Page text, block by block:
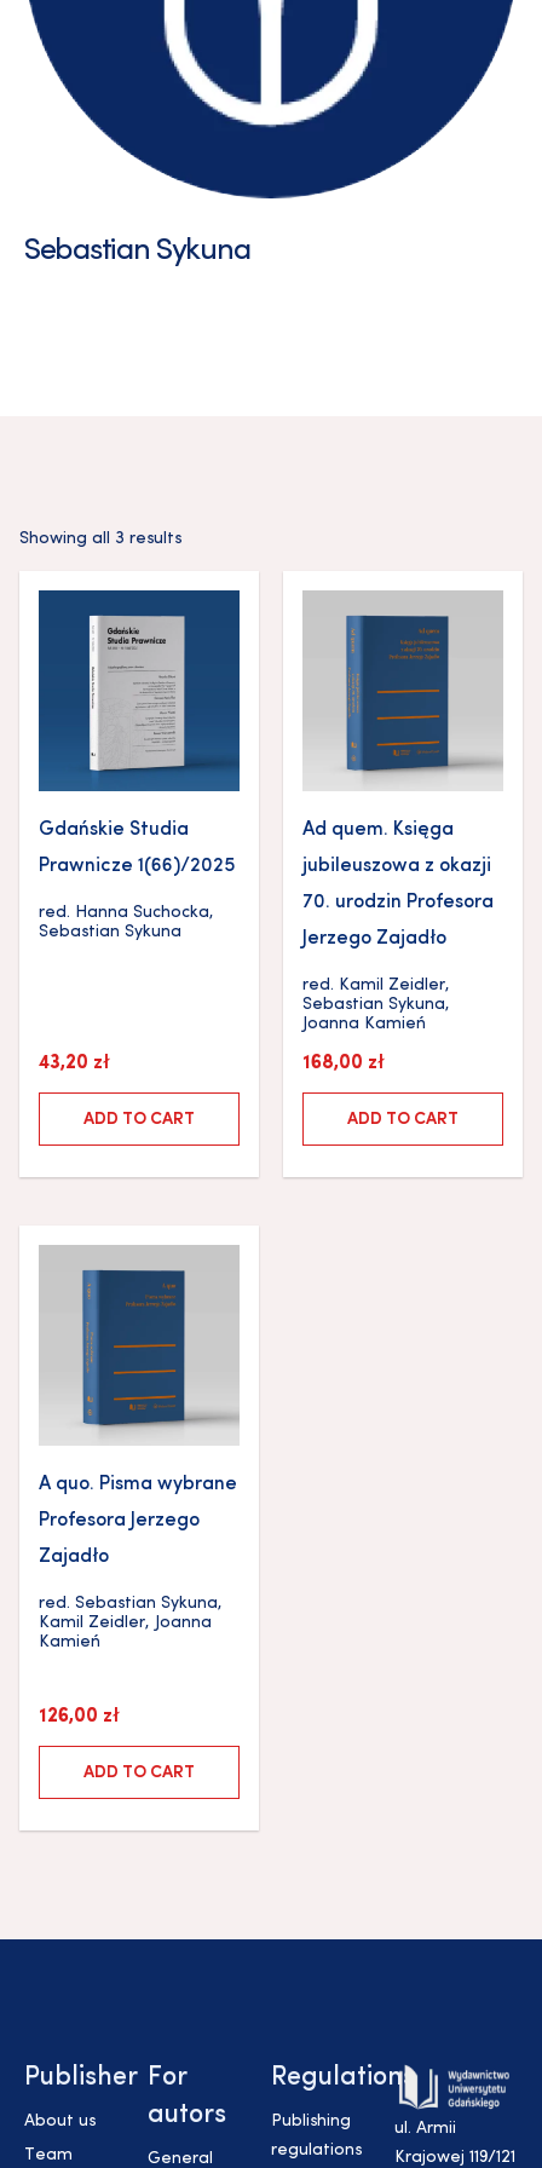
Sebastian Sykuna
Showing all 3 results
Gdańskie Studia
Prawnicze 1(66)/2025
red. Hanna Suchocka,
Sebastian Sykuna
43,20 zł
ADD TO CART
Ad quem. Księga
jubileuszowa z okazji
70. urodzin Profesora
Jerzego Zajadło
red. Kamil Zeidler,
Sebastian Sykuna,
Joanna Kamień
168,00 zł
ADD TO CART
A quo. Pisma wybrane
Profesora Jerzego
Zajadło
red. Sebastian Sykuna,
Kamil Zeidler, Joanna
Kamień
126,00 zł
ADD TO CART
Publisher
About us
Team
For
autors
General
Regulations
Publishing
regulations
ul. Armii
Krajowej 119/121